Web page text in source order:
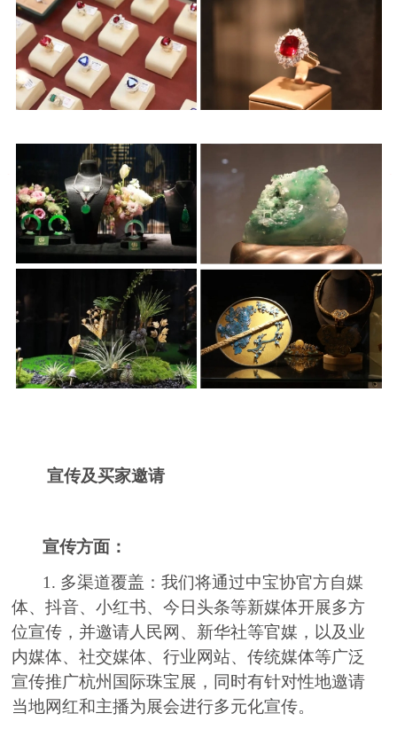
宣传及买家邀请
宣传方面：
1. 多渠道覆盖：我们将通过中宝协官方自媒
体、抖音、小红书、今日头条等新媒体开展多方
位宣传，并邀请人民网、新华社等官媒，以及业
内媒体、社交媒体、行业网站、传统媒体等广泛
宣传推广杭州国际珠宝展，同时有针对性地邀请
当地网红和主播为展会进行多元化宣传。